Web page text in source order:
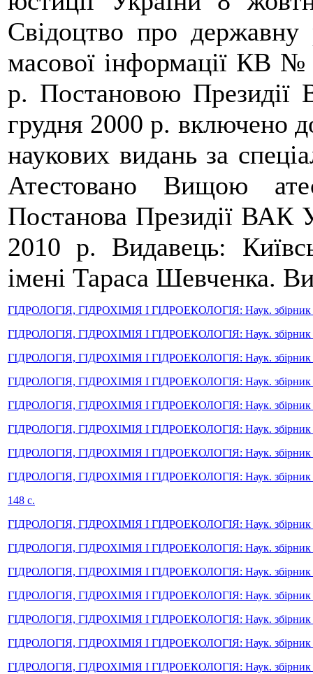
Свідоцтво про державну
масової інформації КВ
р. Постановою
грудня 2000 р. включено
наукових видань за
Атестовано Вищою
Постанова Президії ВАК
2010 р. Видавець:
імені Тараса Шевченка.
ГІДРОЛОГІЯ, ГІДРОХІМІЯ І ГІДРОЕКОЛОГІЯ: Наук. збірник /
ГІДРОЛОГІЯ, ГІДРОХІМІЯ І ГІДРОЕКОЛОГІЯ: Наук. збірник /
ГІДРОЛОГІЯ, ГІДРОХІМІЯ І ГІДРОЕКОЛОГІЯ: Наук. збірник /
ГІДРОЛОГІЯ, ГІДРОХІМІЯ І ГІДРОЕКОЛОГІЯ: Наук. збірник /
ГІДРОЛОГІЯ, ГІДРОХІМІЯ І ГІДРОЕКОЛОГІЯ: Наук. збірник /
ГІДРОЛОГІЯ, ГІДРОХІМІЯ І ГІДРОЕКОЛОГІЯ: Наук. збірник /
ГІДРОЛОГІЯ, ГІДРОХІМІЯ І ГІДРОЕКОЛОГІЯ: Наук. збірник /
ГІДРОЛОГІЯ, ГІДРОХІМІЯ І ГІДРОЕКОЛОГІЯ: Наук. збірник /
148 с.
ГІДРОЛОГІЯ, ГІДРОХІМІЯ І ГІДРОЕКОЛОГІЯ: Наук. збірник /
ГІДРОЛОГІЯ, ГІДРОХІМІЯ І ГІДРОЕКОЛОГІЯ: Наук. збірник /
ГІДРОЛОГІЯ, ГІДРОХІМІЯ І ГІДРОЕКОЛОГІЯ: Наук. збірник /
ГІДРОЛОГІЯ, ГІДРОХІМІЯ І ГІДРОЕКОЛОГІЯ: Наук. збірник /
ГІДРОЛОГІЯ, ГІДРОХІМІЯ І ГІДРОЕКОЛОГІЯ: Наук. збірник /
ГІДРОЛОГІЯ, ГІДРОХІМІЯ І ГІДРОЕКОЛОГІЯ: Наук. збірник /
ГІДРОЛОГІЯ, ГІДРОХІМІЯ І ГІДРОЕКОЛОГІЯ: Наук. збірник /